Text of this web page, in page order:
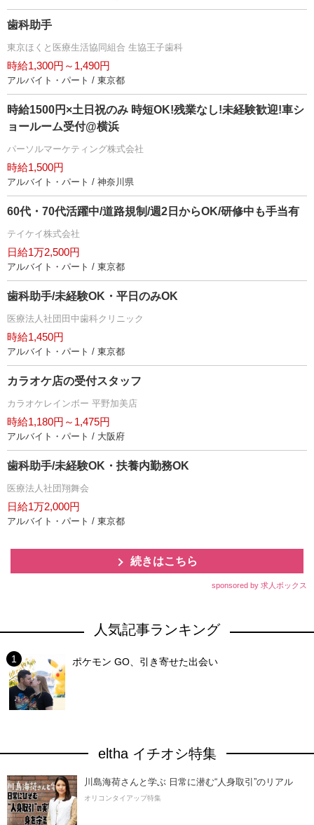
歯科助手
東京ほくと医療生活協同組合 生協王子歯科
時給1,300円～1,490円
アルバイト・パート / 東京都
時給1500円×土日祝のみ 時短OK!残業なし!未経験歓迎!車シ
ョールーム受付@横浜
パーソルマーケティング株式会社
時給1,500円
アルバイト・パート / 神奈川県
60代・70代活躍中/道路規制/週2日からOK/研修中も手当有
テイケイ株式会社
日給1万2,500円
アルバイト・パート / 東京都
歯科助手/未経験OK・平日のみOK
医療法人社団田中歯科クリニック
時給1,450円
アルバイト・パート / 東京都
カラオケ店の受付スタッフ
カラオケレインボー 平野加美店
時給1,180円～1,475円
アルバイト・パート / 大阪府
歯科助手/未経験OK・扶養内勤務OK
医療法人社団翔舞会
日給1万2,000円
アルバイト・パート / 東京都
続きはこちら
sponsored by 求人ボックス
人気記事ランキング
ポケモン GO、引き寄せた出会い
eltha イチオシ特集
川島海荷さんと学ぶ 日常に潜む“人身取引”のリアル
オリコンタイアップ特集